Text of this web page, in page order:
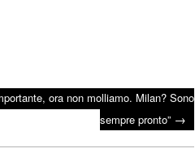
ora non molliamo. Milan? Sono
sempre pronto” →